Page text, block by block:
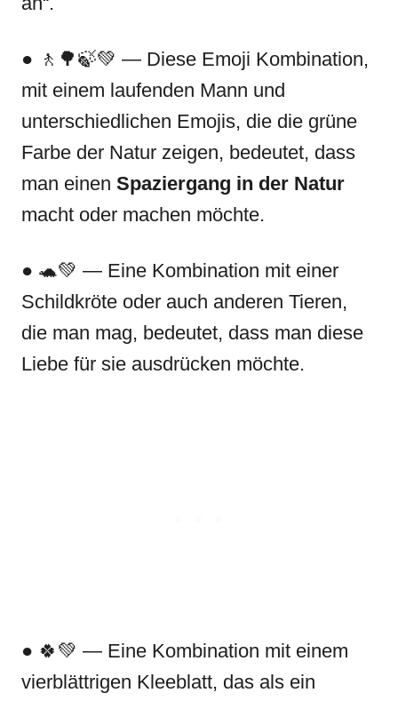
● 🚶🌳🍃💚 — Diese Emoji Kombination,
mit einem laufenden Mann und
unterschiedlichen Emojis, die die grüne
Farbe der Natur zeigen, bedeutet, dass
man einen Spaziergang in der Natur
macht oder machen möchte.
● 🐢💚 — Eine Kombination mit einer
Schildkröte oder auch anderen Tieren,
die man mag, bedeutet, dass man diese
Liebe für sie ausdrücken möchte.
● 🍀💚 — Eine Kombination mit einem
vierblättrigen Kleeblatt, das als ein